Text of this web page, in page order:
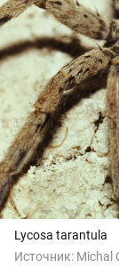
Lycosa tarantula
Источник: Michal